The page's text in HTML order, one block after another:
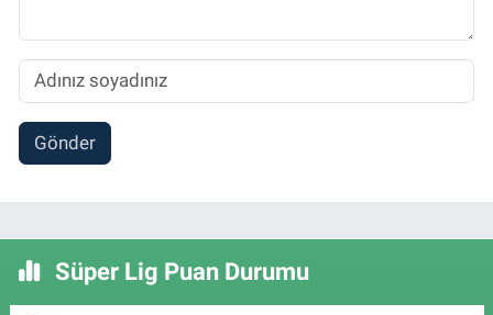
Gönder
Süper Lig Puan Durumu